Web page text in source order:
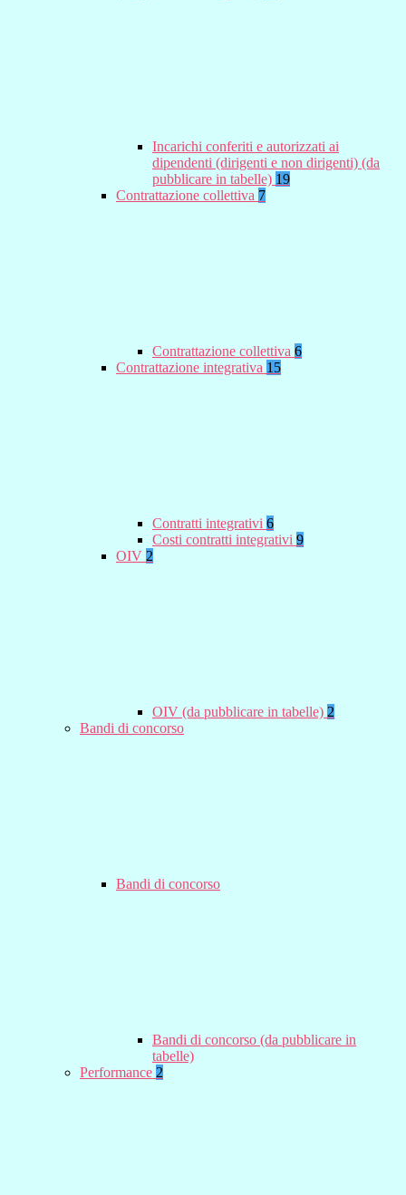
Incarichi conferiti e autorizzati ai
dipendenti (dirigenti e non dirigenti) (da
pubblicare in tabelle) 19
Contrattazione collettiva 7
Contrattazione collettiva 6
Contrattazione integrativa 15
Contratti integrativi 6
Costi contratti integrativi 9
OIV 2
OIV (da pubblicare in tabelle) 2
Bandi di concorso
Bandi di concorso
Bandi di concorso (da pubblicare in
tabelle)
Performance 2